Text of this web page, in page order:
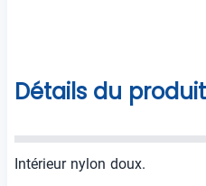
Détails du produit
Intérieur nylon doux.